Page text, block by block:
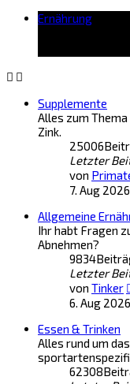
Ernährung
Supplemente
Alles zum
Zink.
25006
Letzter
von
7. Aug
Allgemeine
Ihr habt Fragen
Abnehmen?
9834
Letzter
von Tinker
6. Aug
Essen & Trinken
Alles rund um
62308